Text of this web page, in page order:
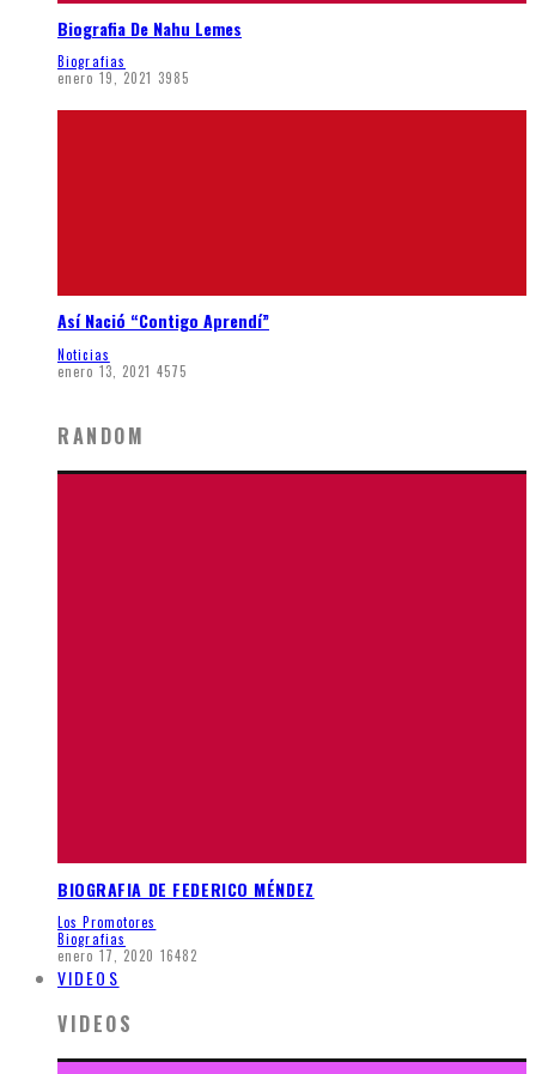
Biografia De Nahu Lemes
Biografias
enero 19, 2021 3985
Así Nació “Contigo Aprendí”
Noticias
enero 13, 2021 4575
RANDOM
BIOGRAFIA DE FEDERICO MÉNDEZ
Los Promotores
Biografias
enero 17, 2020 16482
VIDEOS
VIDEOS